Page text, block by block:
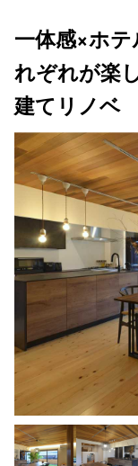
一体感×ホ
れぞれが楽
建てリノベ